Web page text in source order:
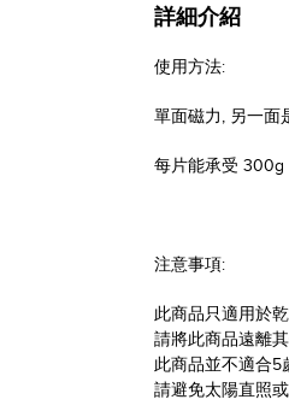
詳細介紹
使用方法:
單面磁力, 另一面
每片能承受 300g
注意事項:
此商品只適用於
請將此商品遠離
此商品並不適合5
請避免太陽直照